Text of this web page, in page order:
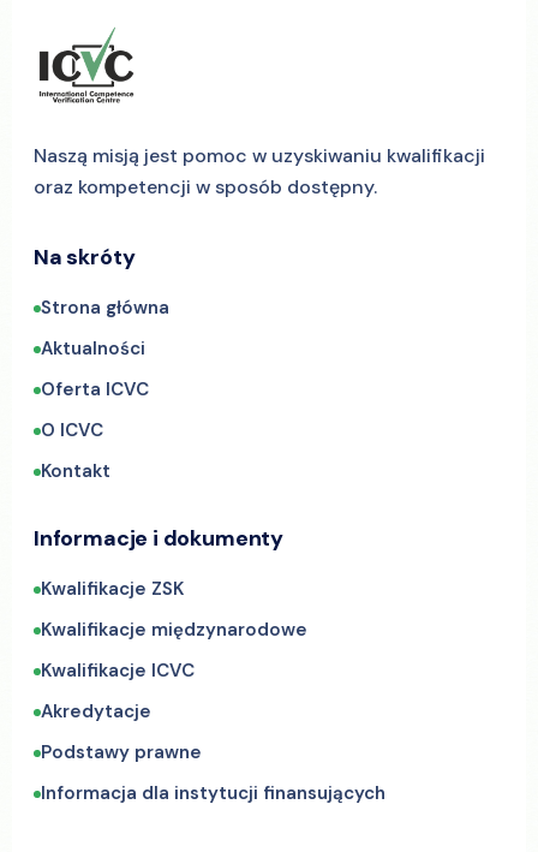
Naszą misją jest pomoc w uzyskiwaniu kwalifikacji
oraz kompetencji w sposób dostępny.
Na skróty
Strona główna
Aktualności
Oferta ICVC
O ICVC
Kontakt
Informacje i dokumenty
Kwalifikacje ZSK
Kwalifikacje międzynarodowe
Kwalifikacje ICVC
Akredytacje
Podstawy prawne
Informacja dla instytucji finansujących